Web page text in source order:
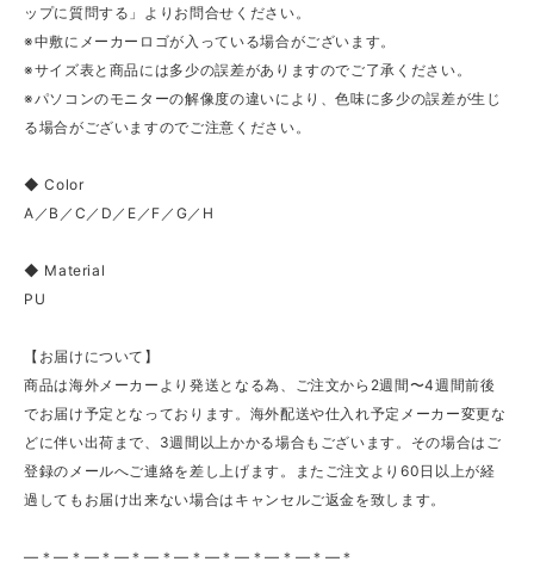
ップに質問する」よりお問合せください。
※中敷にメーカーロゴが入っている場合がございます。
※サイズ表と商品には多少の誤差がありますのでご了承ください。
※パソコンのモニターの解像度の違いにより、色味に多少の誤差が生じ
る場合がございますのでご注意ください。
◆ Color
A／B／C／D／E／F／G／H
◆ Material
PU
【お届けについて】
商品は海外メーカーより発送となる為、ご注文から2週間〜4週間前後
でお届け予定となっております。海外配送や仕入れ予定メーカー変更な
どに伴い出荷まで、3週間以上かかる場合もございます。その場合はご
登録のメールへご連絡を差し上げます。またご注文より60日以上が経
過してもお届け出来ない場合はキャンセルご返金を致します。
—＊—＊—＊—＊—＊—＊—＊—＊—＊—＊—＊